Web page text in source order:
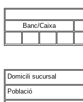
Banc/Caixa
Domicili sucursal
Població